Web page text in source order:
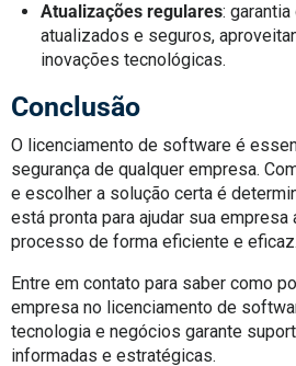
Atualizações regulares:
atualizados e seguros,
inovações tecnológicas.
Conclusão
O licenciamento de software é
segurança de qualquer empresa.
e escolher a solução certa é
está pronta para ajudar sua empresa
processo de forma eficiente e eficaz.
Entre em contato para saber como
empresa no licenciamento de
tecnologia e negócios garante
informadas e estratégicas.